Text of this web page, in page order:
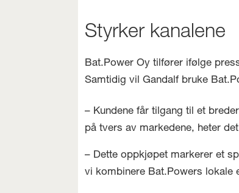
Styrker kanalene
Bat.Power Oy tilfører ifølge
Samtidig vil Gandalf bruke
– Kundene får tilgang til et
på tvers av markedene, heter
– Dette oppkjøpet markerer et
vi kombinere Bat.Powers lokale